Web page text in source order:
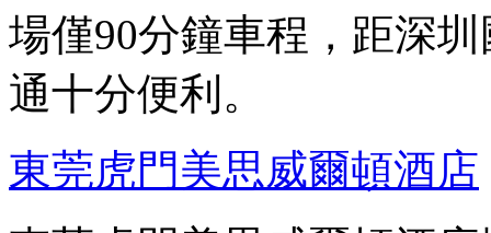
場僅90分鐘車程，距深
通十分便利。
東莞虎門美思威爾頓酒店